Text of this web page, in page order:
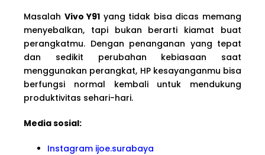
Masalah Vivo Y91 yang tidak bisa dicas memang
menyebalkan, tapi bukan berarti kiamat buat
perangkatmu. Dengan penanganan yang tepat
dan sedikit perubahan kebiasaan saat
menggunakan perangkat, HP kesayanganmu bisa
berfungsi normal kembali untuk mendukung
produktivitas sehari-hari.
Media sosial:
Instagram ijoe.surabaya